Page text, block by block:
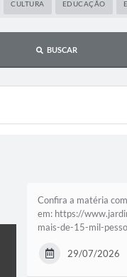
CULTURA EDUCAÇÃO
BUSCAR
Confira a matéria
em: https://
mais-de-15-mil-
29/07/2026